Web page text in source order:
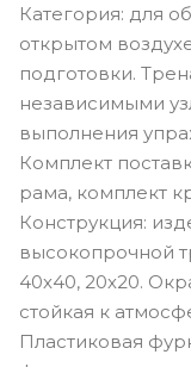
Категория: для
открытом
подготовки.
независимыми
выполнения
Комплект
рама, комплект
Конструкция:
высокопрочной
40х40, 20х20.
стойкая к
Пластиковая